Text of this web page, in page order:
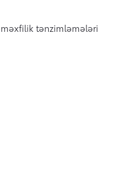
tənzimləmələri